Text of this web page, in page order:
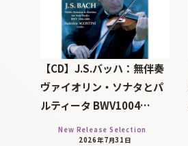
【CD】J.S.バッハ：無伴奏
ヴァイオリン・ソナタとパ
ルティータ BWV1004…
New Release Selection
2026年7月31日